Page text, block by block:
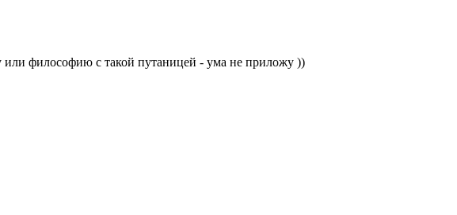
или философию с такой путаницей - ума не приложу ))